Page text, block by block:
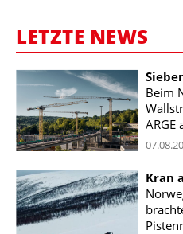
LETZTE NEWS
Beim
Kran